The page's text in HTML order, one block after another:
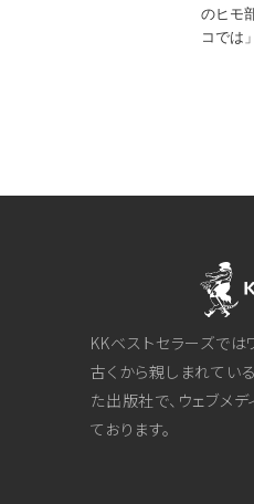
のヒモ
コでは
KKベストセラーズでは
古くから親しまれてい
た出版社で、ウェブメ
ております。